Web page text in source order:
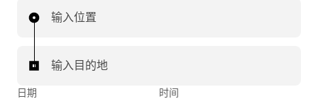
输入位置
输入目的地
日期 时间